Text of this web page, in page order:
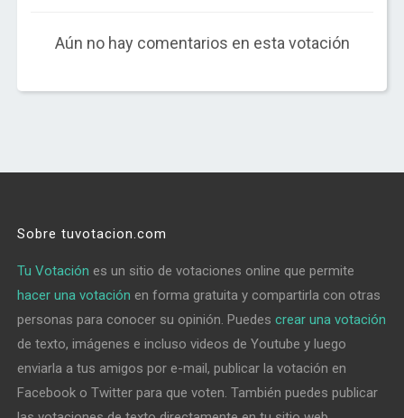
Aún no hay comentarios en esta votación
Sobre tuvotacion.com
Tu Votación es un sitio de votaciones online que permite
hacer una votación en forma gratuita y compartirla con otras
personas para conocer su opinión. Puedescrear una votación
de texto, imágenes e incluso videos de Youtube y luego
enviarla a tus amigos por e-mail, publicar la votación en
Facebook o Twitter para que voten. También puedes publicar